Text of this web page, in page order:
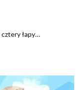
cztery łapy…